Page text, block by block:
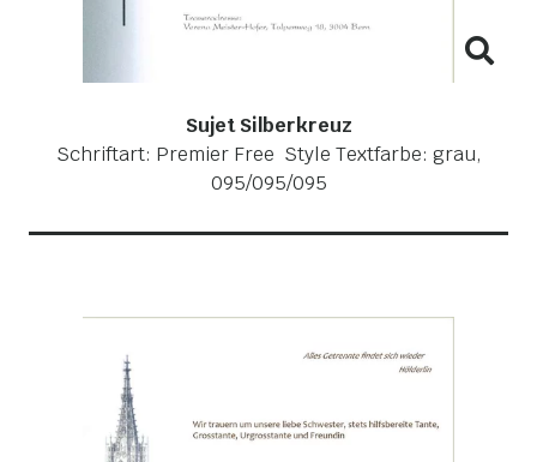
Sujet Silberkreuz
Schriftart: Premier Free Style Textfarbe: grau,
095/095/095